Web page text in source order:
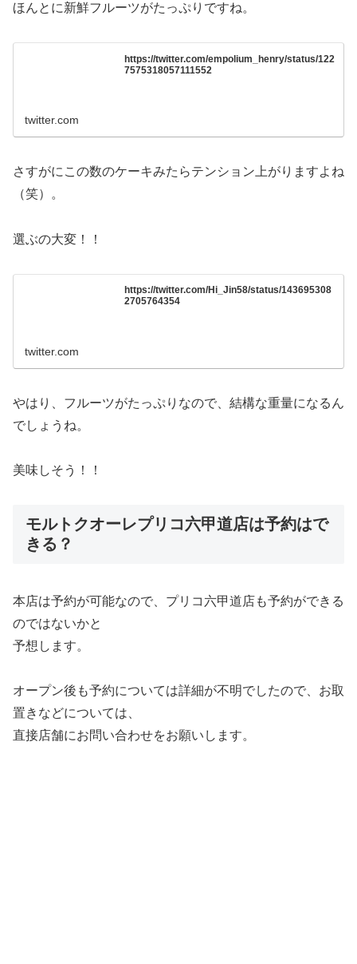
ほんとに新鮮フルーツがたっぷりですね。
https://twitter.com/empolium_henry/status/122
7575318057111552
twitter.com
さすがにこの数のケーキみたらテンション上がりますよね
（笑）。
選ぶの大変！！
https://twitter.com/Hi_Jin58/status/143695308
2705764354
twitter.com
やはり、フルーツがたっぷりなので、結構な重量になるん
でしょうね。
美味しそう！！
モルトクオーレプリコ六甲道店は予約はで
きる？
本店は予約が可能なので、プリコ六甲道店も予約ができる
のではないかと
予想します。
オープン後も予約については詳細が不明でしたので、お取
置きなどについては、
直接店舗にお問い合わせをお願いします。